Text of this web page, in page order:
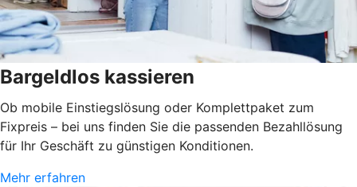
Bargeldlos kassieren
Ob mobile Einstiegslösung oder Komplettpaket zum
Fixpreis – bei uns finden Sie die passenden Bezahllösung
für Ihr Geschäft zu günstigen Konditionen.
Mehr erfahren